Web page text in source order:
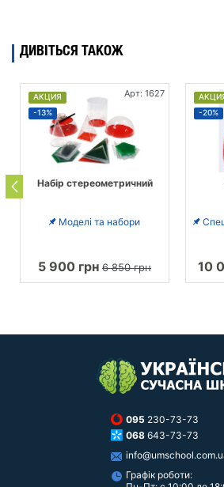
ДИВІТЬСЯ ТАКОЖ
АКЦИЯ
-13%
Арт: 1627
Набір стереометричний
Моделі та набори
5 900 грн 6 850 грн
-20%
10
095 230-73-73
068 643-73-73
Графік роботи: